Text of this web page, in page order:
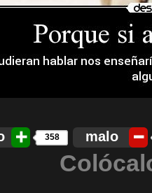
358 malo